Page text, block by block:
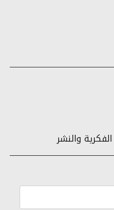
والنشر